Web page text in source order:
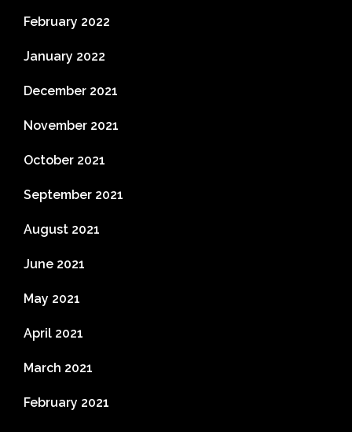
February 2022
January 2022
December 2021
November 2021
October 2021
September 2021
August 2021
June 2021
May 2021
April 2021
March 2021
February 2021